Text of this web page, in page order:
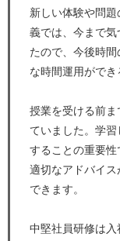
新しい体験や問
義では、今まで
たので、今後時
な時間運用ができ
授業を受ける前
ていました。学
することの重要
適切なアドバイ
できます。
中堅社員研修は